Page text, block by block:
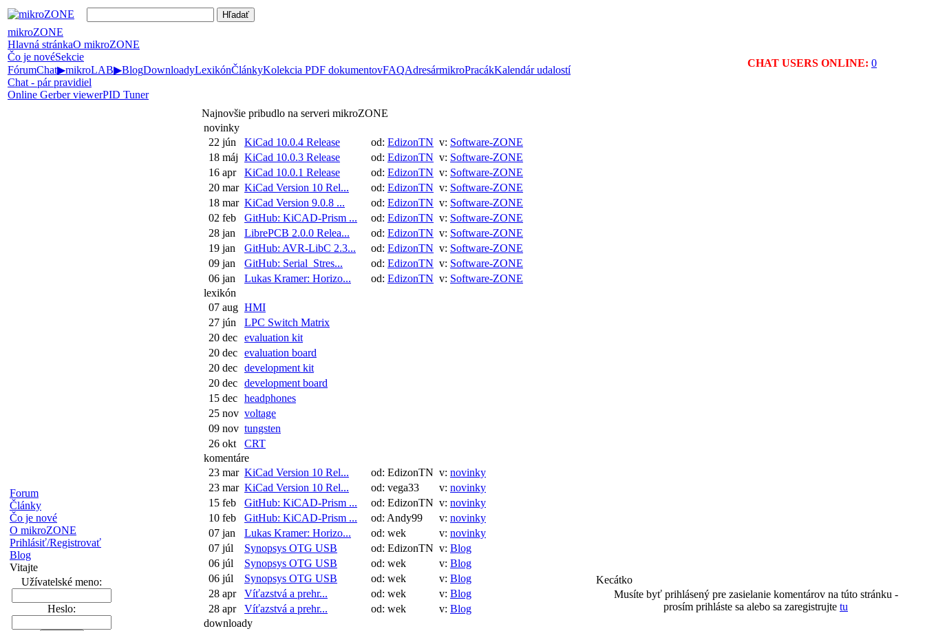
mikroZONE
Hlavná stránkaO mikroZONE
Čo je novéSekcie
FórumChat▶mikroLAB▶BlogDownloadyLexikónČlánkyKolekcia PDF dokumentovFAQAdresármikroPracákKalendár udalostí
Chat - pár pravidiel
Online Gerber viewerPID Tuner
CHAT USERS ONLINE: 0
Forum
Články
Čo je nové
O mikroZONE
Prihlásiť/Registrovať
Blog
Vitajte
Užívatelské meno:
Heslo:
Najnovšie pribudlo na serveri mikroZONE
novinky
22 jún
KiCad 10.0.4 Release od: EdizonTN v: Software-ZONE
18 máj KiCad 10.0.3 Release od: EdizonTN v: Software-ZONE
16 apr
KiCad 10.0.1 Release od: EdizonTN v: Software-ZONE
20 mar KiCad Version 10 Rel... od: EdizonTN v: Software-ZONE
18 mar KiCad Version 9.0.8 ... od: EdizonTN v: Software-ZONE
02 feb
GitHub: KiCAD-Prism ... od: EdizonTN v: Software-ZONE
28 jan
LibrePCB 2.0.0 Relea... od: EdizonTN v: Software-ZONE
19 jan
GitHub: AVR-LibC 2.3... od: EdizonTN v: Software-ZONE
09 jan
GitHub: Serial_Stres... od: EdizonTN v: Software-ZONE
06 jan
Lukas Kramer: Horizo... od: EdizonTN v: Software-ZONE
lexikón
07 aug HMI
27 jún
LPC Switch Matrix
20 dec evaluation kit
20 dec evaluation board
20 dec development kit
20 dec development board
15 dec headphones
25 nov voltage
09 nov tungsten
26 okt
CRT
komentáre
23 mar KiCad Version 10 Rel... od: EdizonTN v: novinky
23 mar KiCad Version 10 Rel... od: vega33 v: novinky
15 feb
GitHub: KiCAD-Prism ... od: EdizonTN v: novinky
10 feb
GitHub: KiCAD-Prism ... od: Andy99 v: novinky
07 jan
Lukas Kramer: Horizo... od: wek v: novinky
07 júl
Synopsys OTG USB od: EdizonTN v: Blog
06 júl
Synopsys OTG USB od: wek v: Blog
06 júl
Synopsys OTG USB od: wek v: Blog
28 apr
Víťazstvá a prehr... od: wek v: Blog
28 apr
Víťazstvá a prehr... od: wek v: Blog
downloady
Kecátko
Musíte byť prihlásený pre zasielanie komentárov na túto stránku -
prosím prihláste sa alebo sa zaregistrujte tu